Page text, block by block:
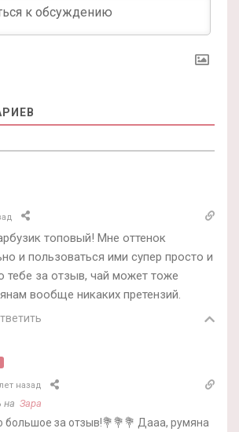
топовый! Мне оттенок
и пользоваться ими супер просто и
тебе за отзыв, чай может тоже
вообще никаких претензий.
назад
на Зара
большое за отзыв!💐💐💐 Дааа, румяна